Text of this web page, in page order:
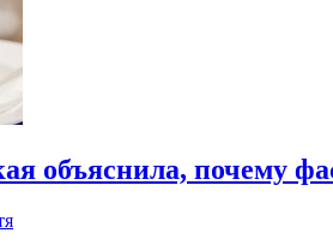
объяснила, почему